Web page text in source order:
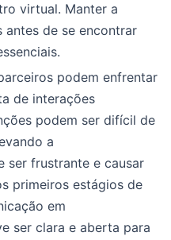
virtual. Manter a
de se encontrar
podem enfrentar
de interações
podem ser difícil de
a
ser frustrante e causar
primeiros estágios de
em
ser clara e aberta para